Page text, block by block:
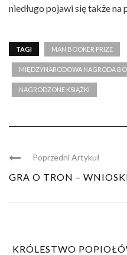
niedługo pojawi się także na
TAGI MAN BOOKER PRIZE
MIĘDZYNARODOWA NAGRODA
NAGRODZONE KSIĄŻKI
Poprzedni Artykuł
GRA O TRON –
KRÓLESTWO